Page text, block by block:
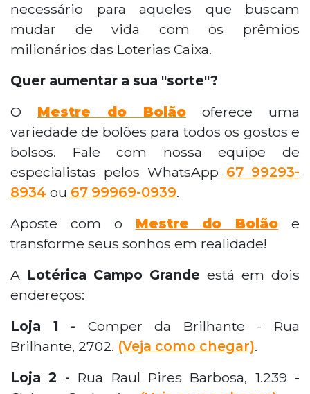
necessário para aqueles que buscam
mudar de vida com os prêmios
milionários das Loterias Caixa.
Quer aumentar a sua "sorte"?
O Mestre do Bolão
oferece uma
variedade de bolões para todos os gostos e
bolsos. Fale com nossa equipe de
especialistas pelos WhatsApp 67 99293-
8934 ou 67 99969-0939.
Aposte com o Mestre do Bolão e
transforme seus sonhos em realidade!
A Lotérica Campo Grande está em dois
endereços:
Loja 1 - Comper da Brilhante - Rua
Brilhante, 2702. (Veja como chegar).
Loja 2 - Rua Raul Pires Barbosa, 1.239 -